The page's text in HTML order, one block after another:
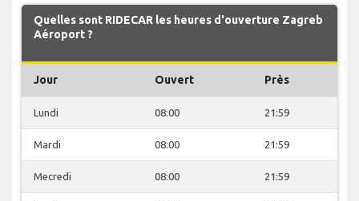
Quelles sont RIDECAR les heures d'ouverture Zagreb
Aéroport ?
Jour Ouvert Près
Lundi 08:00 21:59
Mardi 08:00 21:59
Mecredi 08:00 21:59